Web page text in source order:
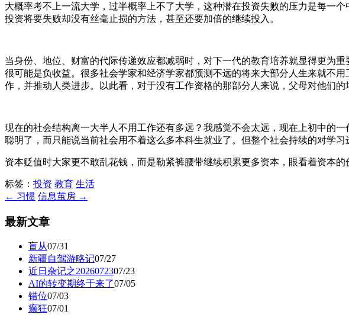
大概率考不上一流大学，过半概率上不了大学，这种潜在投资失败的压力是每一
投资将要失败却没有丝毫止损的方法，甚至还要加倍的继续投入。
当身份、地位、财富的代际传递效应都减弱时，对下一代的教育培养就显得更为
很可能是负收益。很多社会学家和经济学家都预测不远的将来大部分人生来就不
作，并推动人类进步。以此看，对于没有工作资格的那部分人来说，父母对他们的
现在的社会结构离一大半人不用工作还有多远？我感觉不会太远，现在上初中的
聪明了，而只能说当前社会用不着这么多本科生就业了。但整个社会持续的对学
资本贬值时大家更不敢乱花钱，而是勒紧裤腰带继续积累更多资本，眼看着资本
标签： 投资 教育 生活
← 习惯 信息茧房 →
最新文章
盲从07/31
新疆自驾游略记07/27
近日杂记之2026072307/23
AI的转变期终于来了07/05
错位07/03
癫狂07/01